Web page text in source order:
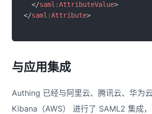
</saml:AttributeValue>
</saml:Attribute>
与应用集成
Authing 已经与阿里云、腾讯云、华为云
Kibana（AWS） 进行了 SAML2 集成